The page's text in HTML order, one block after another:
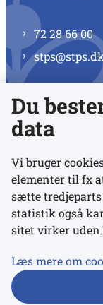
72 28 66 00
stps@stps.dk
Se alle
Links
Udgivelser
Du
data
Vi bruger
elementer til fx
sætte
statistik også
sitet virker uden
Læs mere om